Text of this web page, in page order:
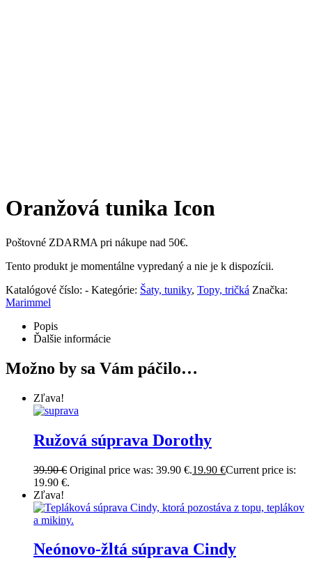
Oranžová tunika Icon
Poštovné ZDARMA pri nákupe nad 50€.
Tento produkt je momentálne vypredaný a nie je k dispozícii.
Katalógové číslo: - Kategórie: Šaty, tuniky, Topy, tričká Značka:
Marimmel
Popis
Ďalšie informácie
Možno by sa Vám páčilo…
Zľava!
Ružová súprava Dorothy
39.90€ Original price was: 39.90 €.19.90 €Current price is:
19.90 €.
Zľava!
Neónovo-žltá súprava Cindy